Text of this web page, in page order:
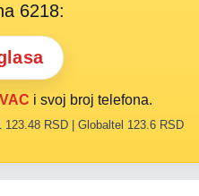
6218:
i svoj broj telefona.
RSD | Globaltel 123.6 RSD